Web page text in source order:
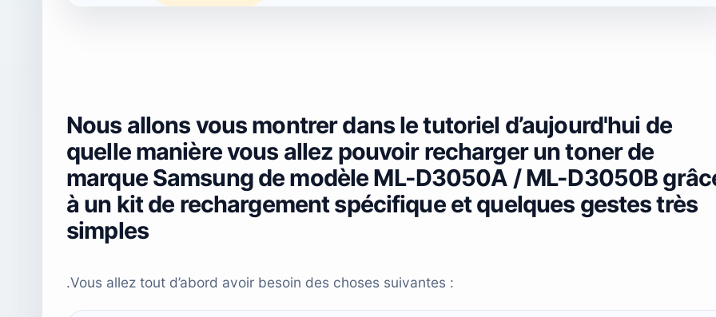
Nous allons vous montrer dans le tutoriel d’aujourd'hui de
quelle manière vous allez pouvoir recharger un toner de
marque Samsung de modèle ML-D3050A / ML-D3050B
à un kit de rechargement spécifique et quelques gestes très
simples
.Vous allez tout d’abord avoir besoin des choses suivantes :